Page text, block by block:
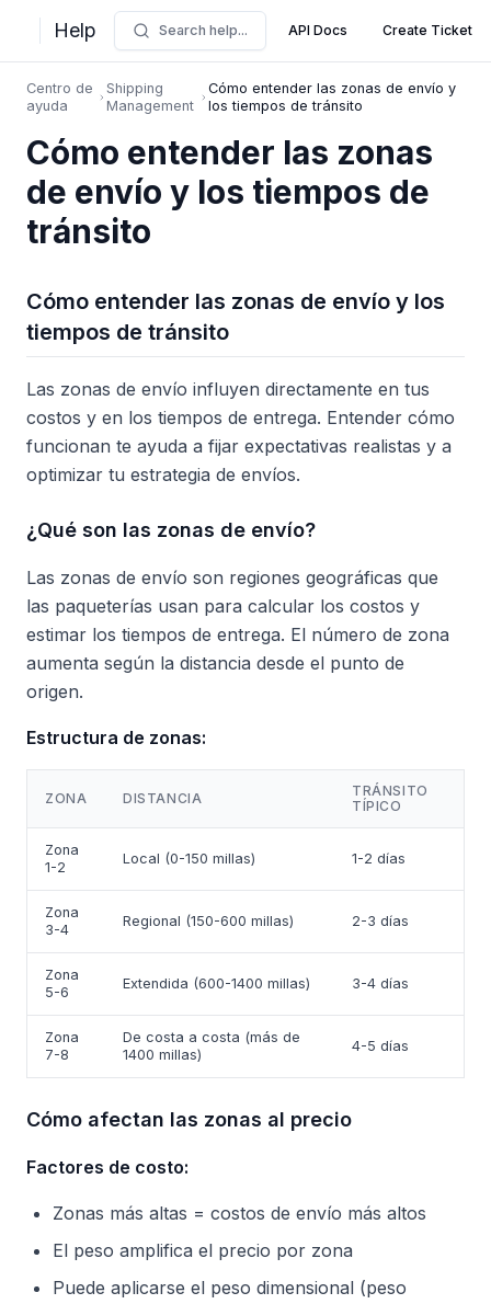
Help Search help... API Docs Create Ticket
Centro de
ayuda
Shipping
Management
Cómo entender las zonas de envío y
los tiempos de tránsito
Cómo entender las zonas
de envío y los tiempos de
tránsito
Cómo entender las zonas de envío y los
tiempos de tránsito
Las zonas de envío influyen directamente en tus
costos y en los tiempos de entrega. Entender cómo
funcionan te ayuda a fijar expectativas realistas y a
optimizar tu estrategia de envíos.
¿Qué son las zonas de envío?
Las zonas de envío son regiones geográficas que
las paqueterías usan para calcular los costos y
estimar los tiempos de entrega. El número de zona
aumenta según la distancia desde el punto de
origen.
Estructura de zonas:
ZONA DISTANCIA
TRÁNSITO
TÍPICO
Zona
1-2
Local (0-150 millas) 1-2 días
Zona
3-4
Regional (150-600 millas) 2-3 días
Zona
5-6
Extendida (600-1400 millas) 3-4 días
Zona
7-8
De costa a costa (más de
1400 millas)
4-5 días
Cómo afectan las zonas al precio
Factores de costo:
Zonas más altas = costos de envío más altos
El peso amplifica el precio por zona
Puede aplicarse el peso dimensional (peso